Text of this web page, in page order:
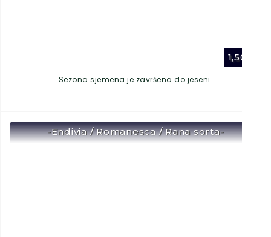
1,50
Sezona sjemena je završena do jeseni.
-Endivia / Romanesca / Rana sorta-